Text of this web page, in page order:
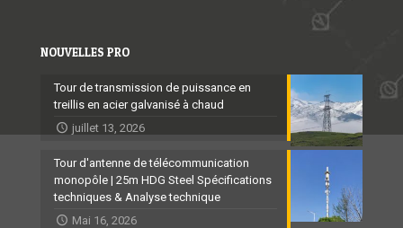
NOUVELLES PRO
Tour de transmission de puissance en
treillis en acier galvanisé à chaud
juillet 13, 2026
Tour d'antenne de télécommunication
monopôle | 25m HDG Steel Spécifications
techniques & Analyse technique
Mai 16, 2026